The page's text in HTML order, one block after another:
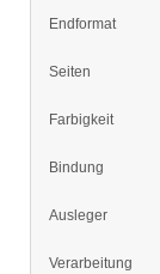
Endformat
Seiten
Farbigkeit
Bindung
Ausleger
Verarbeitung